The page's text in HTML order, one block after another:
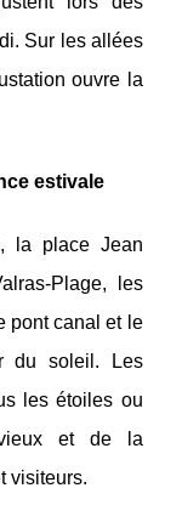
Sur les allées
ouvre la
estivale
la place Jean
Plage, les
pont canal et le
du soleil. Les
les étoiles ou
et de la
visiteurs.